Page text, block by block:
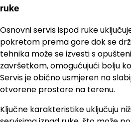
ruke
Osnovni servis ispod ruke
pokretom prema gore dok se
tehnika može se izvesti s
završetkom, omogućujući bolju
Servis je obično usmjeren na
otvorene prostore na terenu.
Ključne karakteristike uključuju